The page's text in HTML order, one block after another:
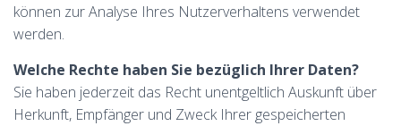
können zur Analyse Ihres Nutzerverhaltens verwendet
werden.
Welche Rechte haben Sie bezüglich Ihrer Daten?
Sie haben jederzeit das Recht unentgeltlich Auskunft über
Herkunft, Empfänger und Zweck Ihrer gespeicherten